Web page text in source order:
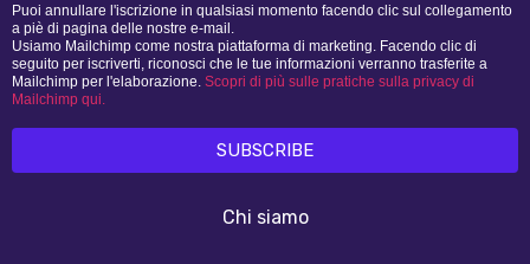
Puoi annullare l'iscrizione in qualsiasi momento facendo clic sul collegamento
a piè di pagina delle nostre e-mail.
Usiamo Mailchimp come nostra piattaforma di marketing. Facendo clic di
seguito per iscriverti, riconosci che le tue informazioni verranno trasferite a
Mailchimp per l'elaborazione. Scopri di più sulle pratiche sulla privacy di
Mailchimp qui.
Chi siamo